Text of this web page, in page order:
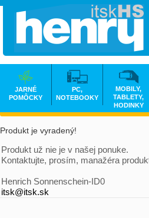
Produkt je vyradený!
Produkt už nie je v našej ponuke.
Kontaktujte, prosím, manažéra
Henrich Sonnenschein-ID0
itsk@itsk.sk
JARNÉ
POMÔCKY
PC,
NOTEBOOKY
MOBILY,
TABLETY,
HODINKY